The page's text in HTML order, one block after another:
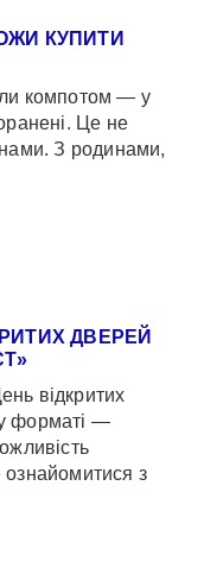
КУПИТИ
компотом — у
Це не
З родинами,
ДВЕРЕЙ
відкритих
форматі —
ознайомитися з